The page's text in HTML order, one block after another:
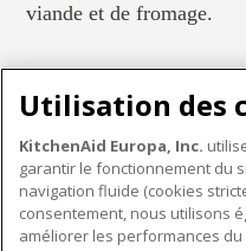
viande et de fromage.
PETITS
Utilisation des
KitchenAid Europa, Inc.
garantir le fonctionnement du
navigation fluide (cookies
consentement, nous utilisons
améliorer les performances